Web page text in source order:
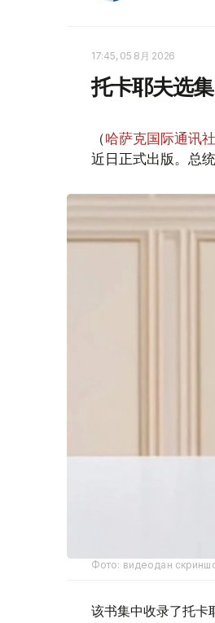
17:45, 05 8月 2026
托卡耶夫选
（哈萨克国际通讯
近日正式出版。总
Фото: видеодан
该书集中收录了托卡